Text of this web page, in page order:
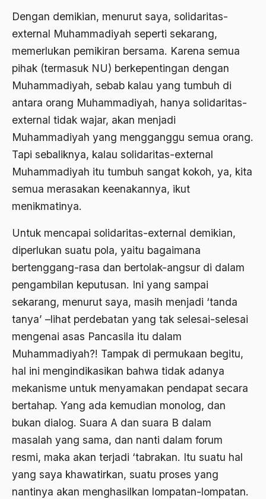
Dengan demikian, menurut saya, solidaritas-
external Muhammadiyah seperti sekarang,
memerlukan pemikiran bersama. Karena semua
pihak (termasuk NU) berkepentingan dengan
Muhammadiyah, sebab kalau yang tumbuh di
antara orang Muhammadiyah, hanya solidaritas-
external tidak wajar, akan menjadi
Muhammadiyah yang mengganggu semua orang.
Tapi sebaliknya, kalau solidaritas-external
Muhammadiyah itu tumbuh sangat kokoh, ya, kita
semua merasakan keenakannya, ikut
menikmatinya.
Untuk mencapai solidaritas-external demikian,
diperlukan suatu pola, yaitu bagaimana
bertenggang-rasa dan bertolak-angsur di dalam
pengambilan keputusan. Ini yang sampai
sekarang, menurut saya, masih menjadi ‘tanda
tanya’ –lihat perdebatan yang tak selesai-selesai
mengenai asas Pancasila itu dalam
Muhammadiyah?! Tampak di permukaan begitu,
hal ini mengindikasikan bahwa tidak adanya
mekanisme untuk menyamakan pendapat secara
bertahap. Yang ada kemudian monolog, dan
bukan dialog. Suara A dan suara B dalam
masalah yang sama, dan nanti dalam forum
resmi, maka akan terjadi ‘tabrakan. Itu suatu hal
yang saya khawatirkan, suatu proses yang
nantinya akan menghasilkan lompatan-lompatan.
Akidah
Aktivis
Aktivis Muda
akulturasi
akulturasi budaya
al qaeda
Al-Azhar
al-Khalil Ibnu Ahmad al-Farahidi
Al-Maududi
Al-qua'an dan Hadist
al-quran
Alexander Solzhenitsyin
Ali Khomeini
Ali Murtopo
Ali Shariati
Ali Sidikin
Ali Syahbana
Aliran AHmadiyah